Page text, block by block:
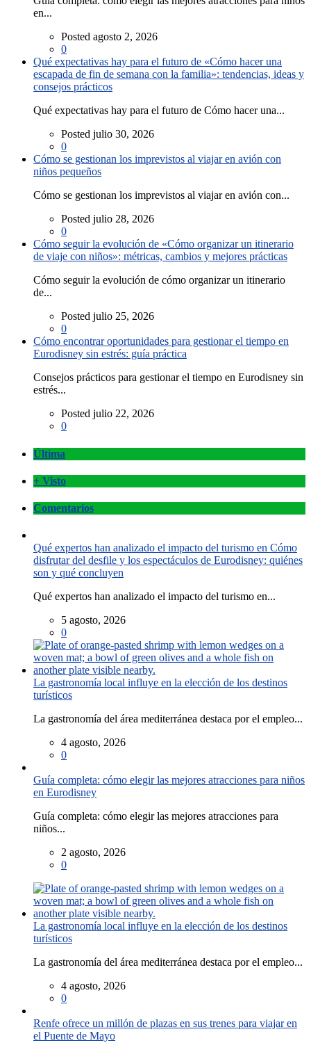
en...
Posted agosto 2, 2026
0
Qué expectativas hay para el futuro de «Cómo hacer una
escapada de fin de semana con la familia»: tendencias, ideas y
consejos prácticos
Qué expectativas hay para el futuro de Cómo hacer una...
Posted julio 30, 2026
0
Cómo se gestionan los imprevistos al viajar en avión con
niños pequeños
Cómo se gestionan los imprevistos al viajar en avión con...
Posted julio 28, 2026
0
Cómo seguir la evolución de «Cómo organizar un itinerario
de viaje con niños»: métricas, cambios y mejores prácticas
Cómo seguir la evolución de cómo organizar un itinerario
de...
Posted julio 25, 2026
0
Cómo encontrar oportunidades para gestionar el tiempo en
Eurodisney sin estrés: guía práctica
Consejos prácticos para gestionar el tiempo en Eurodisney sin
estrés...
Posted julio 22, 2026
0
Última
+ Visto
Comentarios
Qué expertos han analizado el impacto del turismo en Cómo
disfrutar del desfile y los espectáculos de Eurodisney: quiénes
son y qué concluyen
Qué expertos han analizado el impacto del turismo en...
5 agosto, 2026
0
La gastronomía local influye en la elección de los destinos
turísticos
La gastronomía del área mediterránea destaca por el empleo...
4 agosto, 2026
0
Guía completa: cómo elegir las mejores atracciones para niños
en Eurodisney
Guía completa: cómo elegir las mejores atracciones para
niños...
2 agosto, 2026
0
La gastronomía local influye en la elección de los destinos
turísticos
La gastronomía del área mediterránea destaca por el empleo...
4 agosto, 2026
0
Renfe ofrece un millón de plazas en sus trenes para viajar en
el Puente de Mayo